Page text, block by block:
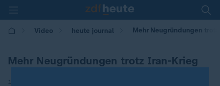
Video heute journal Mehr Neugründungen
Mehr Neugründungen trotz Iran-Krieg
13.05.2026 | 21:45